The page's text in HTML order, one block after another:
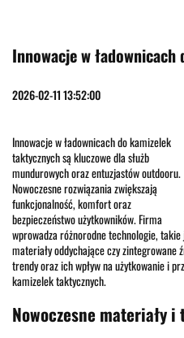
Innowacje w
2026-02-11 13:52:00
Innowacje w ładownicach do kamizelek
taktycznych są kluczowe dla służb
mundurowych oraz entuzjastów outdooru.
Nowoczesne rozwiązania zwiększają
funkcjonalność, komfort oraz
bezpieczeństwo użytkowników. Firma
wprowadza różnorodne technologie,
materiały oddychające czy
trendy oraz ich wpływ na użytkowanie i
kamizelek taktycznych.
Nowoczesne materiały